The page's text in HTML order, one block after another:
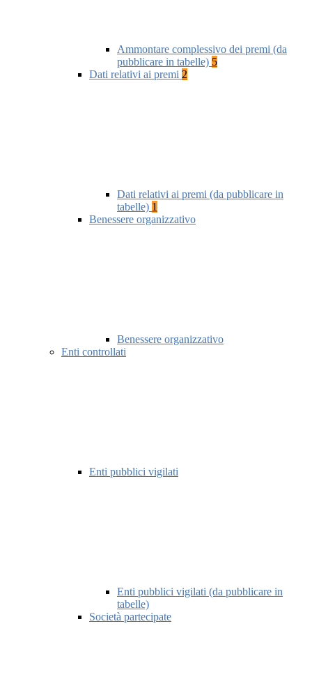
Ammontare complessivo dei premi (da
pubblicare in tabelle) 5
Dati relativi ai premi 2
Dati relativi ai premi (da pubblicare in
tabelle) 1
Benessere organizzativo
Benessere organizzativo
Enti controllati
Enti pubblici vigilati
Enti pubblici vigilati (da pubblicare in
tabelle)
Società partecipate